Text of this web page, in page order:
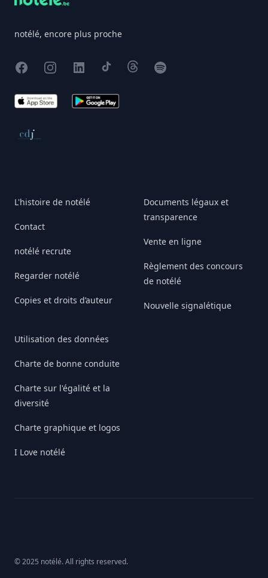
notélé, encore plus proche
FacebookInstagram
X TikTokThreadsSpotify
App Store Google Play
Conseil de déontologie journalistique
L'histoire de notélé
Contact
notélé recrute
Regarder notélé
Copies et droits d’auteur
Utilisation des données
Charte de bonne conduite
Charte sur l'égalité et la
diversité
Charte graphique et logos
I Love notélé
Documents légaux et
transparence
Vente en ligne
Règlement des concours
de notélé
Nouvelle signalétique
© 2025 notélé. All rights reserved.